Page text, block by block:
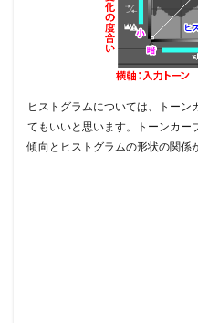
ヒストグラムについては、トーン
てもいいと思います。トーンカー
傾向とヒストグラムの形状の関係